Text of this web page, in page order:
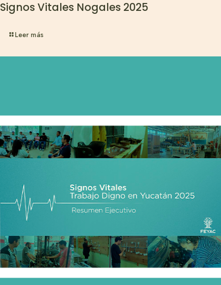
Signos Vitales Nogales 2025
Leer más